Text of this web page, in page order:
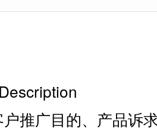
推广目的、产品诉